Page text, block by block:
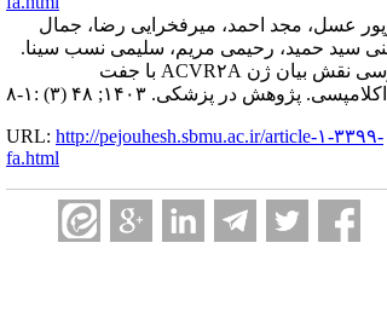
عسل، مجد احمد، میرفخرایی رضا، جمال
سید حمید، رحیمی مریم، سلیمی نسب سینا.
بررسی نقش بیان ژن ACVR۲A با جفت
پژوهش در پزشکی. ۱۴۰۳; ۴۸ (۳) :۱-۸
URL: http://pejouhesh.sbmu.ac.ir/article-۱-۳۳۹۹-
fa.html